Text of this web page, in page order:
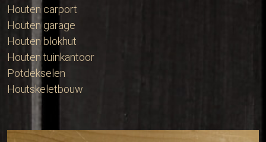
Houten carport
Houten garage
Houten blokhut
Houten tuinkantoor
Potdekselen
Houtskeletbouw